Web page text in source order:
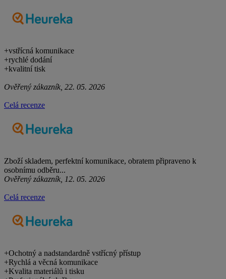
+vstřícná komunikace
+rychlé dodání
+kvalitní tisk
Ověřený zákazník, 22. 05. 2026
Celá recenze
Zboží skladem, perfektní komunikace, obratem připraveno k
osobnímu odběru...
Ověřený zákazník, 12. 05. 2026
Celá recenze
+Ochotný a nadstandardně vstřícný přístup
+Rychlá a věcná komunikace
+Kvalita materiálů i tisku